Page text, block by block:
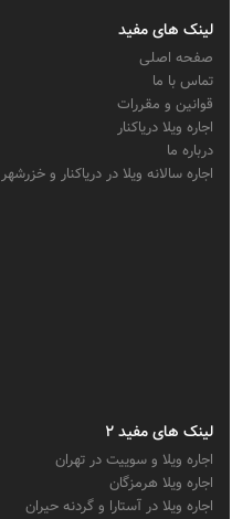
لینک های مفید
صفحه اصلی
تماس با ما
قوانین و مقررات
اجاره ویلا دریاکنار
درباره ما
اجاره سالانه ویلا در دریاکنار و خزرشهر
لینک های مفید 2
اجاره ویلا و سوییت در تهران
اجاره ویلا هرمزگان
اجاره ویلا در آستارا و گردنه حیران